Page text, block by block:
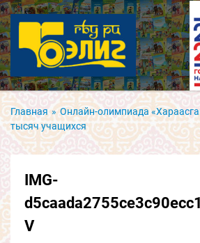
Главная » Онлайн-олимпиада
тысяч учащихся
IMG-
V